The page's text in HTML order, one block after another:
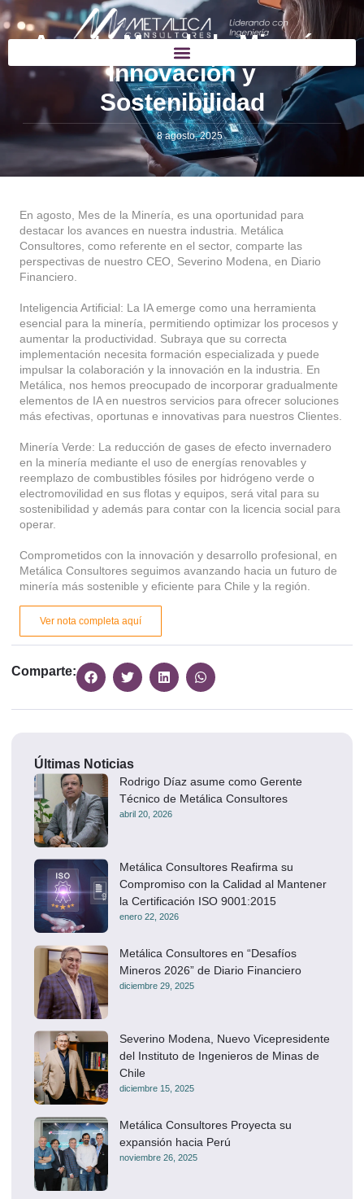
Agosto Mes de la Minería:
Innovación y
Sostenibilidad
8 agosto, 2025
En agosto, Mes de la Minería, es una oportunidad para
destacar los avances en nuestra industria. Metálica
Consultores, como referente en el sector, comparte las
perspectivas de nuestro CEO, Severino Modena, en Diario
Financiero.
Inteligencia Artificial: La IA emerge como una herramienta
esencial para la minería, permitiendo optimizar los procesos y
aumentar la productividad. Subraya que su correcta
implementación necesita formación especializada y puede
impulsar la colaboración y la innovación en la industria. En
Metálica, nos hemos preocupado de incorporar gradualmente
elementos de IA en nuestros servicios para ofrecer soluciones
más efectivas, oportunas e innovativas para nuestros Clientes.
Minería Verde: La reducción de gases de efecto invernadero
en la minería mediante el uso de energías renovables y
reemplazo de combustibles fósiles por hidrógeno verde o
electromovilidad en sus flotas y equipos, será vital para su
sostenibilidad y además para contar con la licencia social para
operar.
Comprometidos con la innovación y desarrollo profesional, en
Metálica Consultores seguimos avanzando hacia un futuro de
minería más sostenible y eficiente para Chile y la región.
Ver nota completa aquí
Comparte:
Últimas Noticias
Rodrigo Díaz asume como Gerente
Técnico de Metálica Consultores
abril 20, 2026
Metálica Consultores Reafirma su
Compromiso con la Calidad al Mantener
la Certificación ISO 9001:2015
enero 22, 2026
Metálica Consultores en “Desafíos
Mineros 2026” de Diario Financiero
diciembre 29, 2025
Severino Modena, Nuevo Vicepresidente
del Instituto de Ingenieros de Minas de
Chile
diciembre 15, 2025
Metálica Consultores Proyecta su
expansión hacia Perú
noviembre 26, 2025